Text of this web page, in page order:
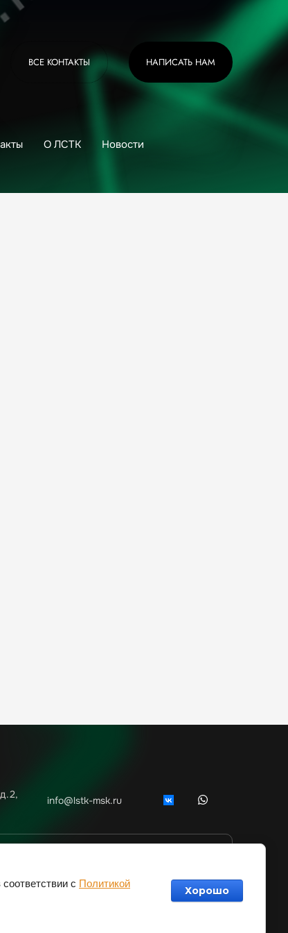
ВСЕ КОНТАКТЫ НАПИСАТЬ НАМ
О ЛСТК Новости
info@lstk-msk.ru
с Политикой
Хорошо